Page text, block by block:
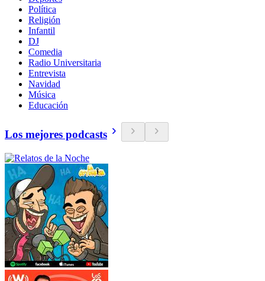
Política
Religión
Infantil
DJ
Comedia
Radio Universitaria
Entrevista
Navidad
Música
Educación
Los mejores podcasts